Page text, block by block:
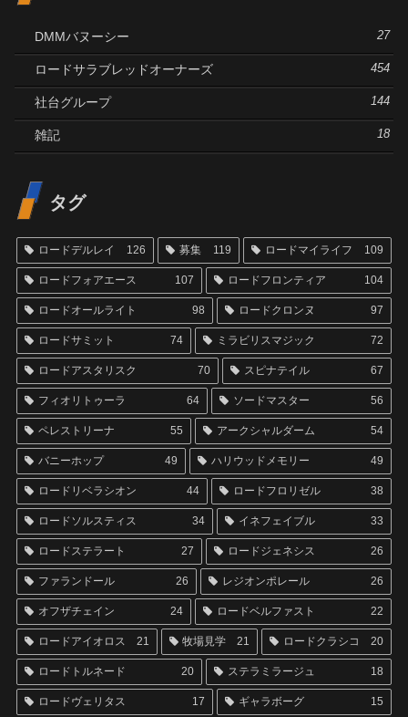
DMMバヌーシー 27
ロードサラブレッドオーナーズ 454
社台グループ 144
雑記 18
タグ
ロードデルレイ 126 募集 119 ロードマイライフ 109
ロードフォアエース 107 ロードフロンティア 104
ロードオールライト 98 ロードクロンヌ 97
ロードサミット 74 ミラビリスマジック 72
ロードアスタリスク 70 スピナテイル 67
フィオリトゥーラ 64 ソードマスター 56
ペレストリーナ 55 アークシャルダーム 54
バニーホップ 49 ハリウッドメモリー 49
ロードリベラシオン 44 ロードフロリゼル 38
ロードソルスティス 34 イネフェイブル 33
ロードステラート 27 ロードジェネシス 26
ファランドール 26 レジオンポレール 26
オフザチェイン 24 ロードベルファスト 22
ロードアイオロス 21 牧場見学 21 ロードクラシコ 20
ロードトルネード 20 ステラミラージュ 18
ロードヴェリタス 17 ギャラボーグ 15